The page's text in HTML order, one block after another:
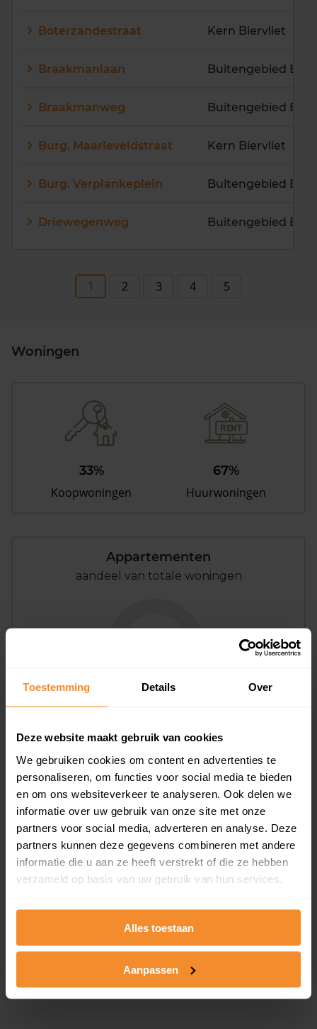
Toestemming Details Over
Deze website maakt gebruik van cookies
We gebruiken cookies om content en advertenties te
personaliseren, om functies voor social media te bieden
en om ons websiteverkeer te analyseren. Ook delen we
informatie over uw gebruik van onze site met onze
partners voor social media, adverteren en analyse. Deze
partners kunnen deze gegevens combineren met andere
informatie die u aan ze heeft verstrekt of die ze hebben
verzameld op basis van uw gebruik van hun services.
Alles toestaan
Aanpassen
Boterzandestraat Kern Biervliet
Braakmanlaan
Braakmanweg Buitengebied
Burg. Maarleveldstraat Kern Biervliet
Burg. Verplankeplein Buitengebied
Driewegenweg Buitengebied
1 2 3 4 5
Woningen
33%
Koopwoningen
67%
Huurwoningen
Appartementen
aandeel van totale woningen
T/m 1945
23%
2008 of later
5%